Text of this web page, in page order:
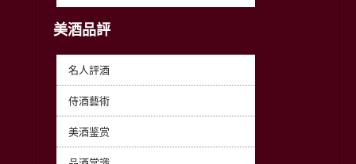
美酒品評
名人評酒
侍酒藝術
美酒鉴赏